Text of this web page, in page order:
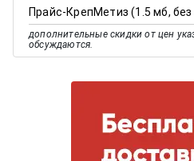
Прайс-КрепМетиз (1.5 мб,
дополнительные скидки от цен
обсуждаются.